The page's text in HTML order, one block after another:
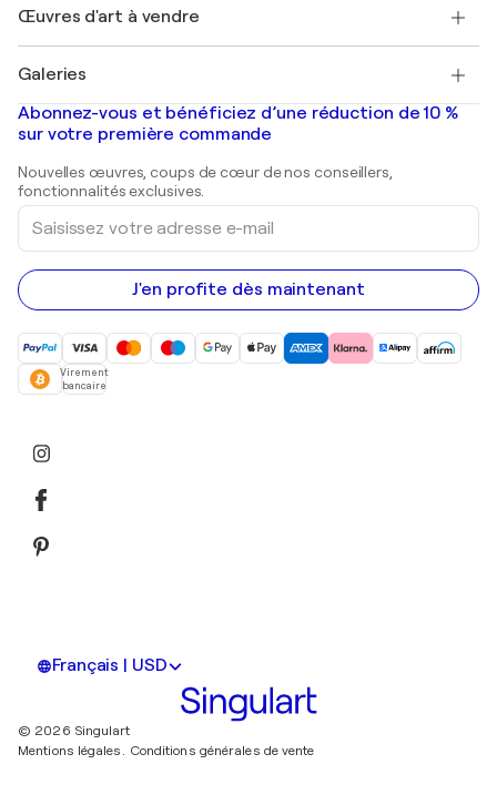
Découvrez une sélection d'art original
Marc Chagall
Banksy
Mr. Brainwash
Shepard Fairey
Œuvres d'art à vendre
Tableaux abstraits à vendre
Peintures de paysage
Estampes
Peintures acryliques
Galeries
Galeries d'art en France
Galeries d'art en Belgique
Abonnez-vous et bénéficiez d’une réduction de 10 %
sur votre première commande
Nouvelles œuvres, coups de cœur de nos conseillers,
fonctionnalités exclusives.
Saisissez
votre
adresse
e-
mail
J'en profite dès maintenant
Virement
bancaire
Français | USD
© 2026 Singulart
Mentions légales. Conditions générales de vente